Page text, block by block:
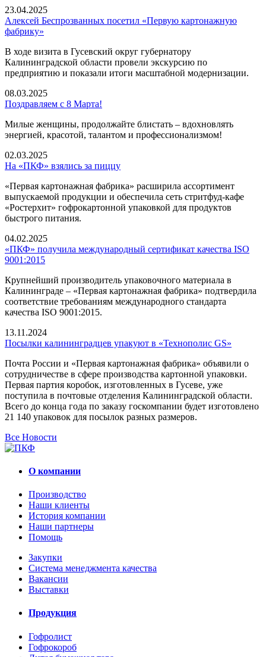
23.04.2025
Алексей Беспрозванных посетил «Первую картонажную
фабрику»
В ходе визита в Гусевский округ губернатору
Калининградской области провели экскурсию по
предприятию и показали итоги масштабной модернизации.
08.03.2025
Поздравляем с 8 Марта!
Милые женщины, продолжайте блистать – вдохновлять
энергией, красотой, талантом и профессионализмом!
02.03.2025
На «ПКФ» взялись за пиццу
«Первая картонажная фабрика» расширила ассортимент
выпускаемой продукции и обеспечила сеть стритфуд-кафе
«Ростерхит» гофрокартонной упаковкой для продуктов
быстрого питания.
04.02.2025
«ПКФ» получила международный сертификат качества ISO
9001:2015
Крупнейший производитель упаковочного материала в
Калининграде – «Первая картонажная фабрика» подтвердила
соответствие требованиям международного стандарта
качества ISO 9001:2015.
13.11.2024
Посылки калининградцев упакуют в «Технополис GS»
Почта России и «Первая картонажная фабрика» объявили о
сотрудничестве в сфере производства картонной упаковки.
Первая партия коробок, изготовленных в Гусеве, уже
поступила в почтовые отделения Калининградской области.
Всего до конца года по заказу госкомпании будет изготовлено
21 140 упаковок для посылок разных размеров.
Все Новости
О компании
Производство
Наши клиенты
История компании
Наши партнеры
Помощь
Закупки
Система менеджмента качества
Вакансии
Выставки
Продукция
Гофролист
Гофрокороб